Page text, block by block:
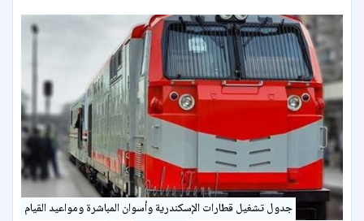
جدول تشغيل قطارات الإسكندرية وأسوان المباشرة ومواعيد القيام